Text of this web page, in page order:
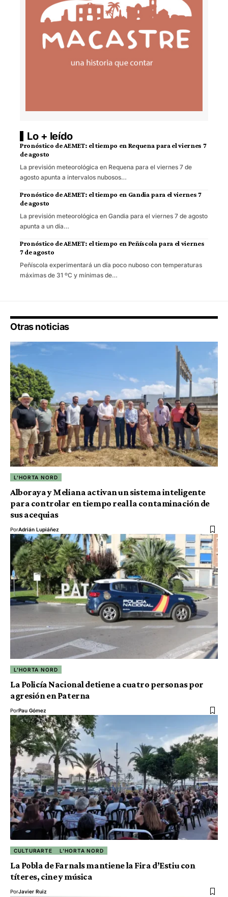
Lo + leído
Pronóstico de AEMET: el tiempo en Requena para el viernes 7
de agosto
La previsión meteorológica en Requena para el viernes 7 de
agosto apunta a intervalos nubosos…
Pronóstico de AEMET: el tiempo en Gandia para el viernes 7
de agosto
La previsión meteorológica en Gandia para el viernes 7 de agosto
apunta a un día…
Pronóstico de AEMET: el tiempo en Peñíscola para el viernes
7 de agosto
Peñíscola experimentará un día poco nuboso con temperaturas
máximas de 31 ºC y mínimas de…
Otras noticias
L'HORTA NORD
Alboraya y Meliana activan un sistema inteligente
para controlar en tiempo real la contaminación de
sus acequias
PorAdrián Lupiáñez
L'HORTA NORD
La Policía Nacional detiene a cuatro personas por
agresión en Paterna
PorPau Gómez
CULTURARTE L'HORTA NORD
La Pobla de Farnals mantiene la Fira d’Estiu con
títeres, cine y música
PorJavier Ruiz